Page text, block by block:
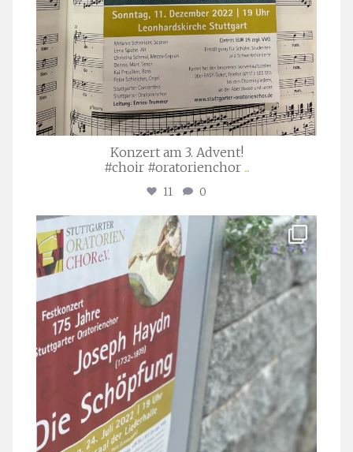
Konzert am 3. Advent!
#choir #oratorienchor ...
11 0
stuttgarter_oratorienchor
Juli 23